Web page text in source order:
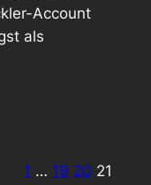
Account
als
1 … 19 20 21